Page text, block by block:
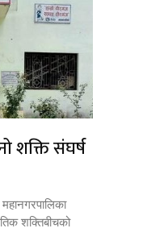
शक्ति संघर्ष
शक्तिबीचको